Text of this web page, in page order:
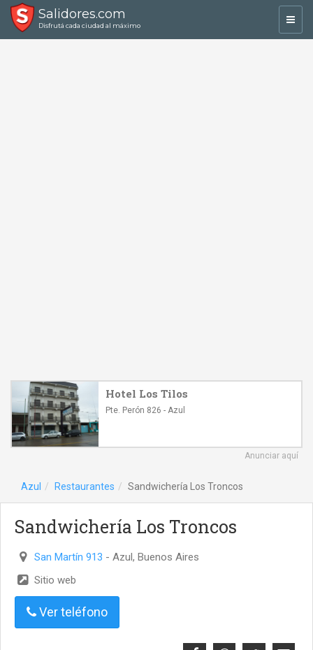
Salidores.com
Disfrutá cada ciudad al máximo
Hotel Los Tilos
Pte. Perón 826 - Azul
Anunciar aquí
Azul Restaurantes Sandwichería Los Troncos
Sandwichería Los Troncos
San Martín 913 - Azul, Buenos Aires
Sitio web
Ver teléfono